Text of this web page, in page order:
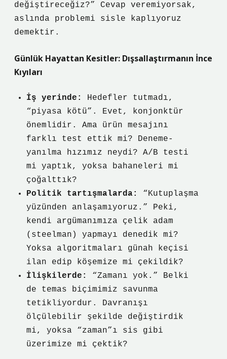
değiştireceğiz?” Cevap veremiyorsak,
aslında problemi sisle kaplıyoruz
demektir.
Günlük Hayattan Kesitler: Dışsallaştırmanın İnce
Kıyıları
İş yerinde:
Hedefler tutmadı,
“piyasa kötü”. Evet, konjonktür
önemlidir. Ama ürün mesajını
farklı test ettik mi? Deneme-
yanılma hızımız neydi? A/B testi
mi yaptık, yoksa bahaneleri mi
çoğalttık?
Politik tartışmalarda:
“Kutuplaşma
yüzünden anlaşamıyoruz.” Peki,
kendi argümanımıza çelik adam
(steelman) yapmayı denedik mi?
Yoksa algoritmaları günah keçisi
ilan edip köşemize mi çekildik?
İlişkilerde:
“Zamanı yok.” Belki
de temas biçimimiz savunma
tetikliyordur. Davranışı
ölçülebilir şekilde değiştirdik
mi, yoksa “zaman”ı sis gibi
üzerimize mi çektik?